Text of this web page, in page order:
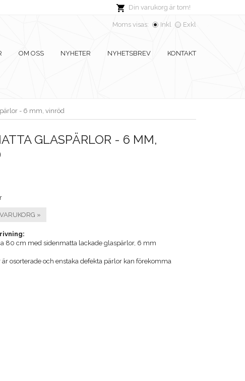
Din varukorg är tom!
Moms visas: Inkl Exkl
OM OSS NYHETER NYHETSBREV KONTAKT
- 6 mm, vinröd
GLASPÄRLOR - 6 MM,
»
80 cm med sidenmatta lackade glaspärlor, 6 mm
är osorterade och enstaka defekta pärlor kan förekomma